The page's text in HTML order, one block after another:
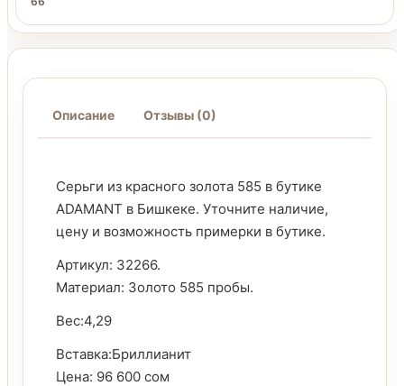
Описание Отзывы (0)
Серьги из красного золота 585 в бутике
ADAMANT в Бишкеке. Уточните наличие,
цену и возможность примерки в бутике.
Артикул: 32266.
Материал: Золото 585 пробы.
Вес:4,29
Вставка:Бриллианит
Цена: 96 600 сом